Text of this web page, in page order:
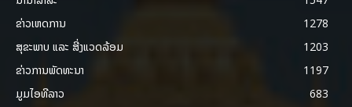
ຂ່າວເຫດການ
1278
ສຸຂະພາບ ແລະ ສີ່ງແວດລ້ອມ
1203
ຂ່າວການພັດທະນາ
1197
ມູມໄອທີລາວ
683